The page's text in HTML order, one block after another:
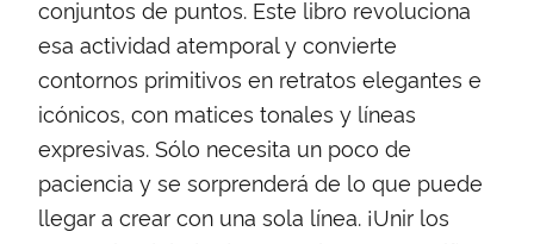
conjuntos de puntos. Este libro revoluciona
esa actividad atemporal y convierte
contornos primitivos en retratos elegantes e
icónicos, con matices tonales y líneas
expresivas. Sólo necesita un poco de
paciencia y se sorprenderá de lo que puede
llegar a crear con una sola línea. ¡Unir los